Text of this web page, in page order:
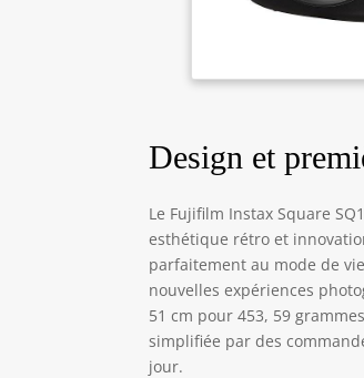
Design et
Le Fujifilm Instax Square
esthétique rétro et
parfaitement au mode de
nouvelles expériences
51 cm pour 453, 59
simplifiée par des
jour.